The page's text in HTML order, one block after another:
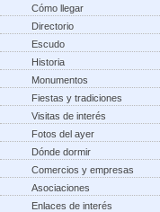
Cómo llegar
Directorio
Escudo
Historia
Monumentos
Fiestas y tradiciones
Visitas de interés
Fotos del ayer
Dónde dormir
Comercios y empresas
Asociaciones
Enlaces de interés